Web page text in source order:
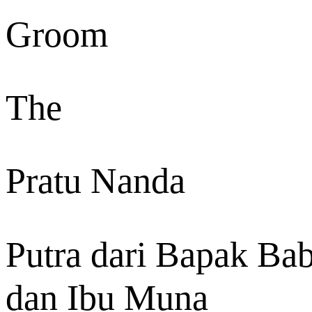
Groom
The
Pratu Nanda
Putra dari Bapak
dan Ibu Muna